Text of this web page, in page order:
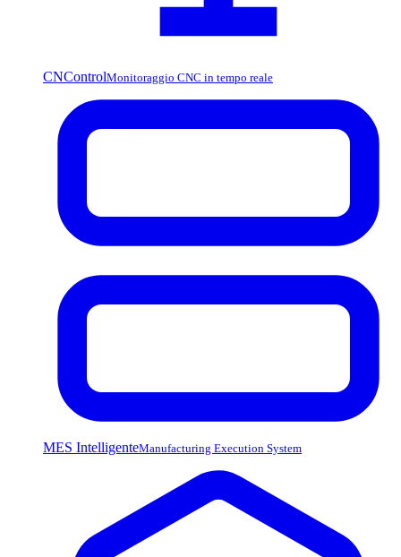
CNControlMonitoraggio CNC in tempo reale
MES IntelligenteManufacturing Execution System